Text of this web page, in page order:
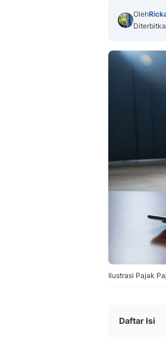
Oleh
Ilustrasi Pajak
Daftar Isi